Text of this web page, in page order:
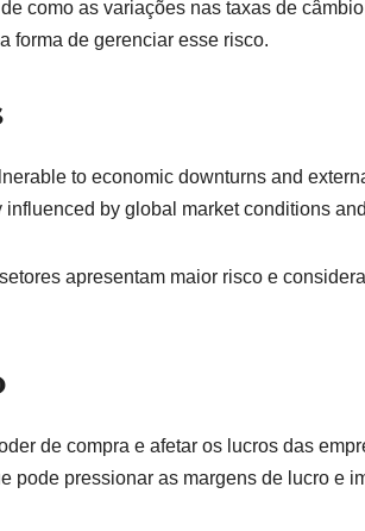
como as variações nas taxas de
forma de gerenciar esse risco.
to economic downturns and
by global market conditions
apresentam maior risco e
de compra e afetar os lucros das
pode pressionar as margens de lucro e